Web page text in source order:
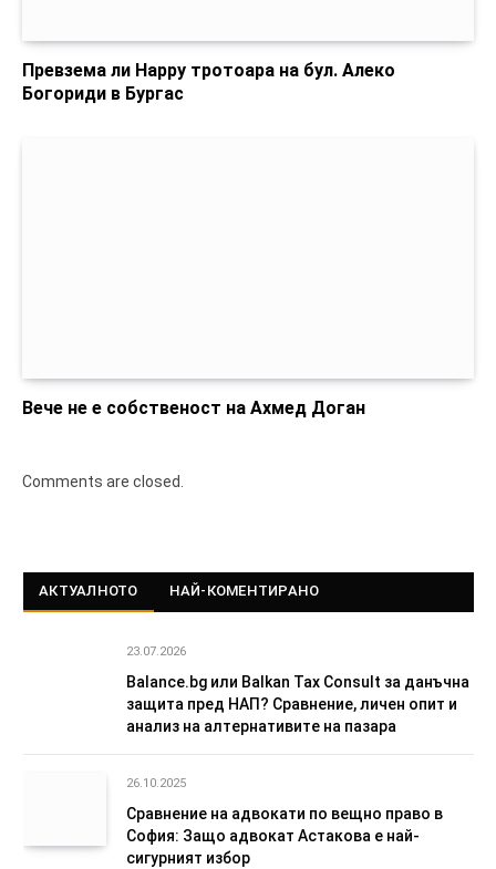
Превзема ли Happy тротоара на бул. Алеко
Богориди в Бургас
Вече не е собственост на Ахмед Доган
Comments are closed.
АКТУАЛНОТО НАЙ-КОМЕНТИРАНО
23.07.2026
Balance.bg или Balkan Tax Consult за данъчна
защита пред НАП? Сравнение, личен опит и
анализ на алтернативите на пазара
26.10.2025
Сравнение на адвокати по вещно право в
София: Защо адвокат Астакова е най-
сигурният избор